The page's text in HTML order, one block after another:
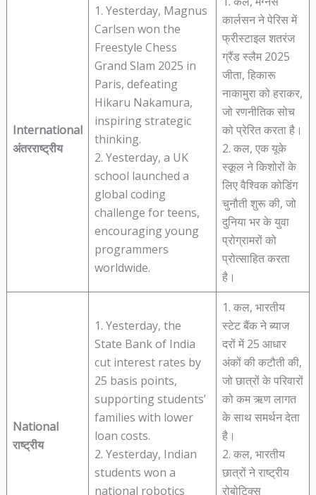
International
अंतरराष्ट्रीय
1. Yesterday, Magnus
Carlsen won the
Freestyle Chess
Grand Slam 2025 in
Paris, defeating
Hikaru Nakamura,
inspiring strategic
thinking.
2. Yesterday, a UK
school launched a
global coding
challenge for teens,
encouraging young
programmers
worldwide.
कार्लसन ने पेरिस में
फ्रीस्टाइल शतरंज
ग्रैंड स्लैम 2025
जीता, हिकारू
नाकामुरा को हराकर,
जो रणनीतिक सोच
को प्रेरित करता है।
2. कल, एक यूके
स्कूल ने किशोरों के
लिए वैश्विक कोडिंग
चुनौती शुरू की, जो
दुनिया भर के युवा
प्रोग्रामरों को
प्रोत्साहित करता
है।
National
राष्ट्रीय
1. Yesterday, the
State Bank of India
cut interest rates by
25 basis points,
supporting students’
families with lower
loan costs.
2. Yesterday, Indian
students won a
national robotics
1. कल, भारतीय
स्टेट बैंक ने ब्याज
दरों में 25 आधार
अंकों की कटौती की,
जो छात्रों के परिवारों
को कम ऋण लागत
के साथ समर्थन देता
है।
2. कल, भारतीय
छात्रों ने राष्ट्रीय
रोबोटिक्स